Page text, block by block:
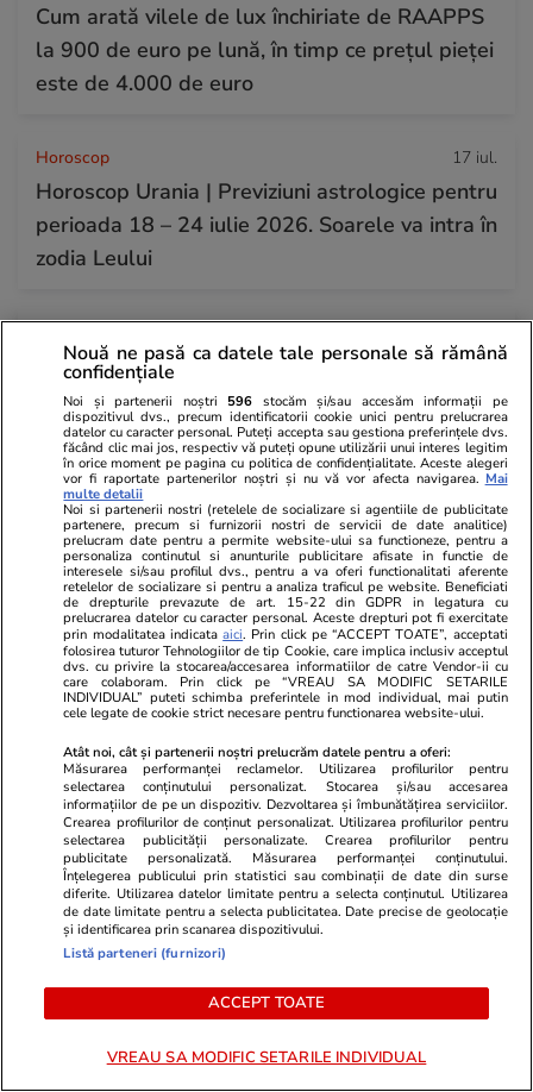
Cum arată vilele de lux închiriate de RAAPPS
la 900 de euro pe lună, în timp ce prețul pieței
este de 4.000 de euro
Horoscop 17 iul.
Horoscop Urania | Previziuni astrologice pentru
perioada 18 – 24 iulie 2026. Soarele va intra în
zodia Leului
Dezvăluiri despre implicarea lui Nicușor Dan în
revolta din PNL. Robert Sighiartău:
președintele a participat la întâlniri cu
gruparea Veștea
Horoscop 17 iul.
Horoscop 18 iulie 2026.
Vărsătorii ar vrea să răstoarne
termenii unei înțelegeri, să
modifice un acord care nu le mai
Lifestyle
Orașul din
interzis să
plouă: se
Nouă ne pasă ca datele tale personale să rămână
confidențiale
Noi și partenerii noștri 596 stocăm și/sau accesăm informații pe
dispozitivul dvs., precum identificatorii cookie unici pentru prelucrarea
datelor cu caracter personal. Puteți accepta sau gestiona preferințele dvs.
făcând clic mai jos, respectiv vă puteți opune utilizării unui interes legitim
în orice moment pe pagina cu politica de confidențialitate. Aceste alegeri
vor fi raportate partenerilor noștri și nu vă vor afecta navigarea. Mai
multe detalii
Noi si partenerii nostri (retelele de socializare si agentiile de publicitate
partenere, precum si furnizorii nostri de servicii de date analitice)
prelucram date pentru a permite website-ului sa functioneze, pentru a
personaliza continutul si anunturile publicitare afisate in functie de
interesele si/sau profilul dvs., pentru a va oferi functionalitati aferente
retelelor de socializare si pentru a analiza traficul pe website. Beneficiati
de drepturile prevazute de art. 15-22 din GDPR in legatura cu
prelucrarea datelor cu caracter personal. Aceste drepturi pot fi exercitate
prin modalitatea indicataaici. Prin click pe “ACCEPT TOATE”, acceptati
folosirea tuturor Tehnologiilor de tip Cookie, care implica inclusiv acceptul
dvs. cu privire la stocarea/accesarea informatiilor de catre Vendor-ii cu
care colaboram. Prin click pe “VREAU SA MODIFIC SETARILE
INDIVIDUAL” puteti schimba preferintele in mod individual, mai putin
cele legate de cookie strict necesare pentru functionarea website-ului.
Atât noi, cât și partenerii noștri prelucrăm datele pentru a oferi:
Măsurarea performanței reclamelor. Utilizarea profilurilor pentru
selectarea conținutului personalizat. Stocarea și/sau accesarea
informațiilor de pe un dispozitiv. Dezvoltarea și îmbunătățirea serviciilor.
Crearea profilurilor de conținut personalizat. Utilizarea profilurilor pentru
selectarea publicității personalizate. Crearea profilurilor pentru
publicitate personalizată. Măsurarea performanței conținutului.
Înțelegerea publicului prin statistici sau combinații de date din surse
diferite. Utilizarea datelor limitate pentru a selecta conținutul. Utilizarea
de date limitate pentru a selecta publicitatea. Date precise de geolocație
și identificarea prin scanarea dispozitivului.
Listă parteneri (furnizori)
ACCEPT TOATE
VREAU SA MODIFIC SETARILE INDIVIDUAL